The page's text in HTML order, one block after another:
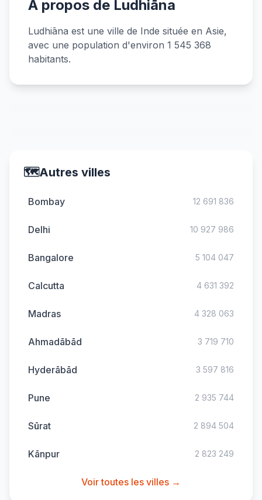
À propos de Ludhiāna
Ludhiāna est une ville de Inde située en Asie,
avec une population d'environ 1 545 368
habitants.
🗺️Autres villes
Bombay 12 691 836
Delhi 10 927 986
Bangalore 5 104 047
Calcutta 4 631 392
Madras 4 328 063
Ahmadābād 3 719 710
Hyderābād 3 597 816
Pune 2 935 744
Sūrat 2 894 504
Kānpur 2 823 249
Voir toutes les villes →